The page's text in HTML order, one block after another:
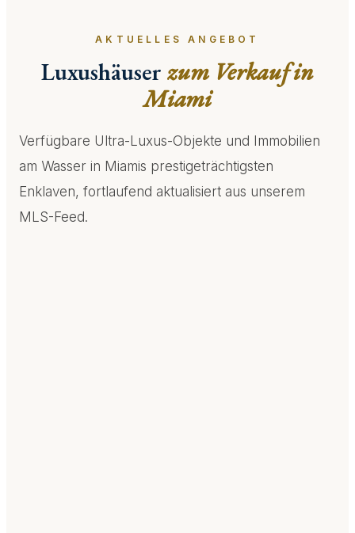
AKTUELLES ANGEBOT
Luxushäuserzum Verkauf in
Miami
Verfügbare Ultra-Luxus-Objekte und Immobilien
am Wasser in Miamis prestigeträchtigsten
Enklaven, fortlaufend aktualisiert aus unserem
MLS-Feed.